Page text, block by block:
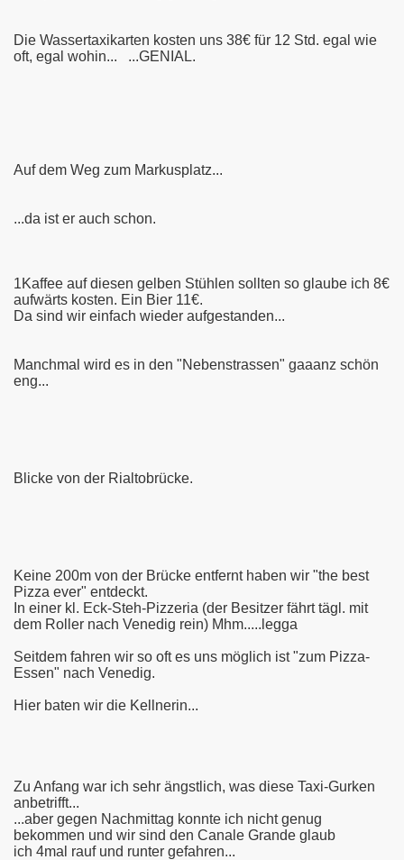
Die Wassertaxikarten kosten uns 38€ für 12 Std. egal wie
oft, egal wohin... ...GENIAL.
Auf dem Weg zum Markusplatz...
...da ist er auch schon.
1Kaffee auf diesen gelben Stühlen sollten so glaube ich 8€
aufwärts kosten. Ein Bier 11€.
Da sind wir einfach wieder aufgestanden...
Manchmal wird es in den "Nebenstrassen" gaaanz schön
eng...
Blicke von der Rialtobrücke.
Keine 200m von der Brücke entfernt haben wir "the best
Pizza ever" entdeckt.
In einer kl. Eck-Steh-Pizzeria (der Besitzer fährt tägl. mit
dem Roller nach Venedig rein) Mhm.....legga
Seitdem fahren wir so oft es uns möglich ist "zum Pizza-
Essen" nach Venedig.
Hier baten wir die Kellnerin...
Zu Anfang war ich sehr ängstlich, was diese Taxi-Gurken
anbetrifft...
...aber gegen Nachmittag konnte ich nicht genug
bekommen und wir sind den Canale Grande glaub
ich 4mal rauf und runter gefahren...